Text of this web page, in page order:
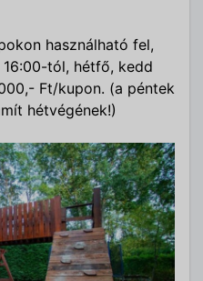
használható fel,
tól, hétfő, kedd
Ft/kupon. (a péntek
hétvégének!)